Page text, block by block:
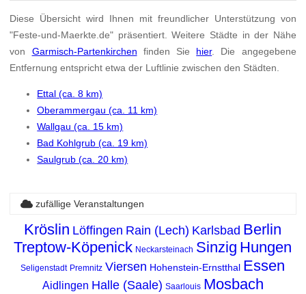
Diese Übersicht wird Ihnen mit freundlicher Unterstützung von
"Feste-und-Maerkte.de" präsentiert. Weitere Städte in der Nähe
von Garmisch-Partenkirchen finden Sie hier. Die angegebene
Entfernung entspricht etwa der Luftlinie zwischen den Städten.
Ettal (ca. 8 km)
Oberammergau (ca. 11 km)
Wallgau (ca. 15 km)
Bad Kohlgrub (ca. 19 km)
Saulgrub (ca. 20 km)
zufällige Veranstaltungen
Kröslin Löffingen Rain (Lech) Karlsbad Berlin
Treptow-Köpenick Neckarsteinach Sinzig Hungen
Seligenstadt Premnitz Viersen Hohenstein-Ernstthal Essen
Aidlingen Halle (Saale) Saarlouis Mosbach